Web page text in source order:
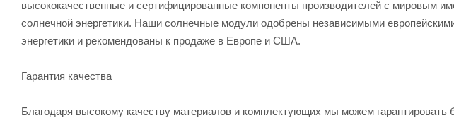
высококачественные и сертифицированные компоненты производителей с мировым
солнечной энергетики. Наши солнечные модули одобрены независимыми
энергетики и рекомендованы к продаже в Европе и США.
Гарантия качества
Благодаря высокому качеству материалов и комплектующих мы можем гарантировать